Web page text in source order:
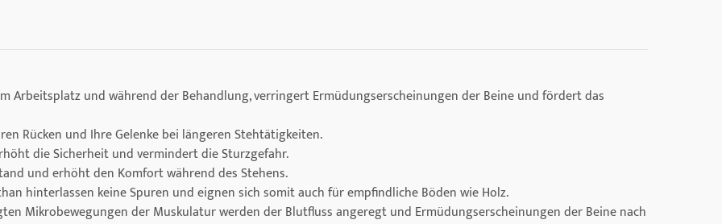
Arbeitsplatz und während der Behandlung, verringert Ermüdungserscheinungen der Beine und fördert das
Rücken und Ihre Gelenke bei längeren Stehtätigkeiten.
die Sicherheit und vermindert die Sturzgefahr.
und erhöht den Komfort während des Stehens.
hinterlassen keine Spuren und eignen sich somit auch für empfindliche Böden wie Holz.
Mikrobewegungen der Muskulatur werden der Blutfluss angeregt und Ermüdungserscheinungen der Beine nach